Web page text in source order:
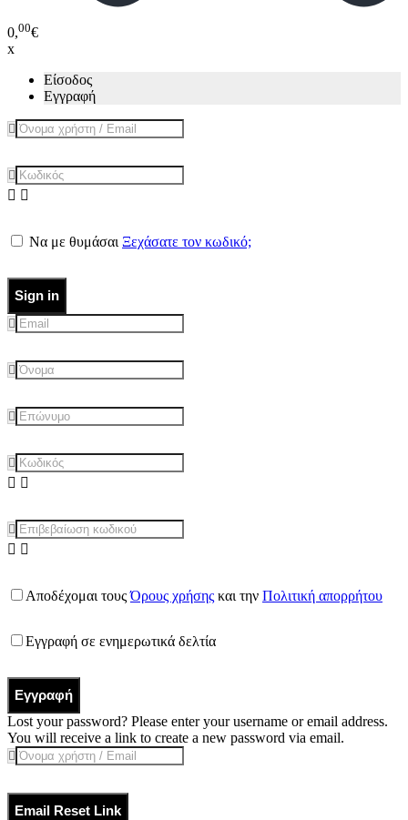
0,00€
x
Είσοδος
Εγγραφή
Να με θυμάσαι Ξεχάσατε τον κωδικό;
Sign in
Αποδέχομαι τουςΌρους χρήσης και την Πολιτική απορρήτου
Εγγραφή σε ενημερωτικά δελτία
Εγγραφή
Lost your password? Please enter your username or email address.
You will receive a link to create a new password via email.
Email Reset Link